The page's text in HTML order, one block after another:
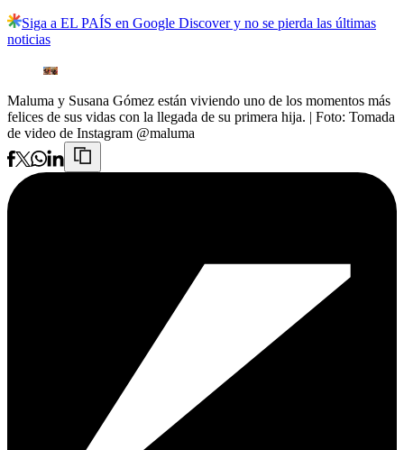
Siga a EL PAÍS en Google Discover y no se pierda las últimas
noticias
Maluma y Susana Gómez están viviendo uno de los momentos más
felices de sus vidas con la llegada de su primera hija. | Foto: Tomada
de video de Instagram @maluma